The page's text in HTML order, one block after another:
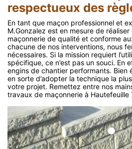
respectueux des
En tant que maçon professionnel et
M.Gonzalez est en mesure de
maçonnerie de qualité et conforme
chacune de nos interventions, nous
nécessaires. Si la mission requiert
spécifique, ce n’est pas un souci. En
engins de chantier performants. Bien
en sorte d’adopter la technique la
votre projet. Remettez entre nos
travaux de maçonnerie à Hautefeuille